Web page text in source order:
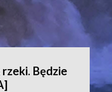
Będzie